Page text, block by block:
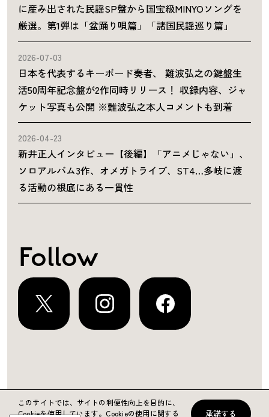
に産み出された民謡SP盤から国宝級MINYOソングを
厳選。第1弾は「盆踊り唄篇」「諸国民謡巡り篇」
2026-07-03
日本を代表するキーボード奏者、 難波弘之の鍵盤生
活50周年記念盤が2作同時リリース！ 収録内容、ジャ
ケット写真も公開 ※難波弘之本人コメントも到着
2026-04-23
新井正人インタビュー【後編】「アニメじゃない」、
ソロアルバム3作、オメガトライブ、ST4…多岐に渡
る活動の根底にある一貫性
Follow
運営会社 プライバシーポリシー お問い合わせ
Copyright ©2024 KING RECORDS
このサイトでは、サイトの利便性向上を目的に、
Cookieを使用しています。Cookieの使用に関する 承諾する